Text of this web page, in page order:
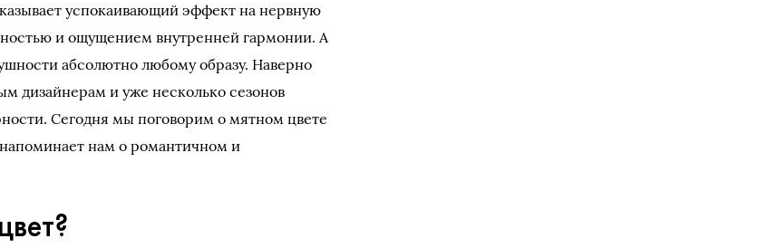
успокаивающий эффект на нервную
и ощущением внутренней гармонии. А
абсолютно любому образу. Наверно
дизайнерам и уже несколько сезонов
Сегодня мы поговорим о мятном цвете
нам о романтичном и